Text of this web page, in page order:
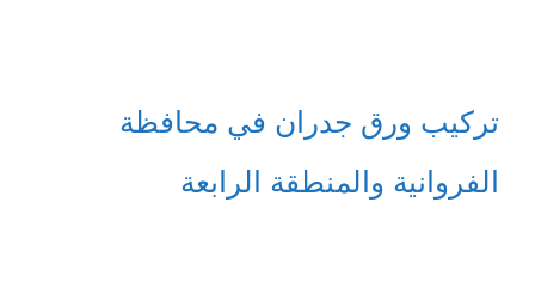
تركيب ورق جدران في محافظة
الفروانية والمنطقة الرابعة